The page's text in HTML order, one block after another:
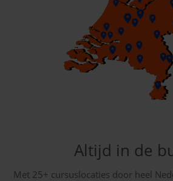
Altijd in de
Met 25+ cursuslocaties door heel